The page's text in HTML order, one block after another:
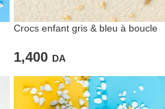
Crocs enfant gris & bleu à boucle
1,400 DA